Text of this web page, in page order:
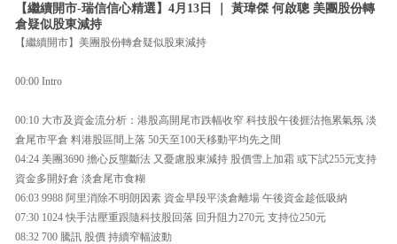
【繼續開市-瑞信信心精選】4月13日 ｜ 黃瑋傑 何啟聰 美團股份轉
倉疑似股東減持
【繼續開市】美團股份轉倉疑似股東減持
00:00 Intro
00:10 大市及資金流分析：港股高開尾市跌幅收窄 科技股午後捱沽拖累氣氛 淡
倉尾市平倉 料港股區間上落 50天至100天移動平均先之間
04:24 美團3690 擔心反壟斷法 又憂慮股東減持 股價雪上加霜 或下試255元支持
資金多開好倉 淡倉尾市食糊
06:03 9988 阿里消除不明朗因素 資金早段平淡倉離場 午後資金趁低吸納
07:30 1024 快手沽壓重跟隨科技股回落 回升阻力270元 支持位250元
08:32 700 騰訊 股價 持續窄幅波動